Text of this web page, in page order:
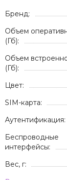
Бренд:
Объем
(Гб):
Объем
(Гб):
Цвет:
SIM-карта:
Аутентификация:
Беспроводные
интерфейсы:
Вес, г: